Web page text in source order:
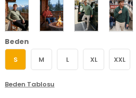
Beden
S M L XL XXL
Beden Tablosu